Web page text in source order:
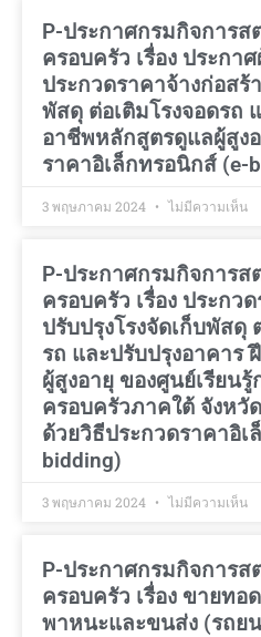
P-ประกาศกรมกิจการส
ครอบครัว เรื่อง ประกา
ประกวดราคาจ้างก่อสร้
พัสดุ ต่อเติมโรงจอดรถ
อาชีพหลักสูตรดูแลผู้สูง
ราคาอิเล็กทรอนิกส์ (e-
3 พฤษภาคม 2024 ไม่มีความเห็น
P-ประกาศกรมกิจการส
ครอบครัว เรื่อง ประกว
ปรับปรุงโรงจัดเก็บพัสดุ
รถ และปรับปรุงอาคาร
ผู้สูงอายุ ของศูนย์เรียน
ครอบครัวภาคใต้ จังหวั
ด้วยวิธีประกวดราคาอิเ
bidding)
3 พฤษภาคม 2024 ไม่มีความเห็น
P-ประกาศกรมกิจการส
ครอบครัว เรื่อง ขายท
พาหนะและขนส่ง (รถย